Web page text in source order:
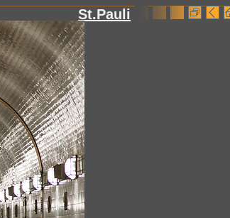
St.Pauli